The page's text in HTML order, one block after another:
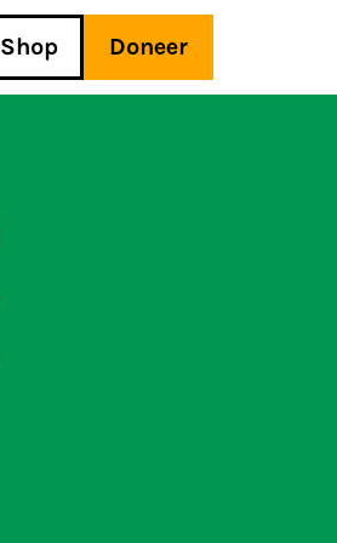
Shop Doneer